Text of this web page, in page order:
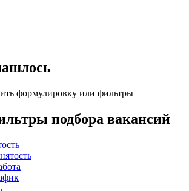
формулировку или фильтры
подбора вакансий